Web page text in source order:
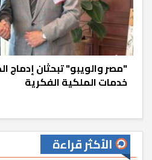
"مصر والويبو" تبحثان إدماج
خدمات الملكية الفكرية
الأكثر قراءة